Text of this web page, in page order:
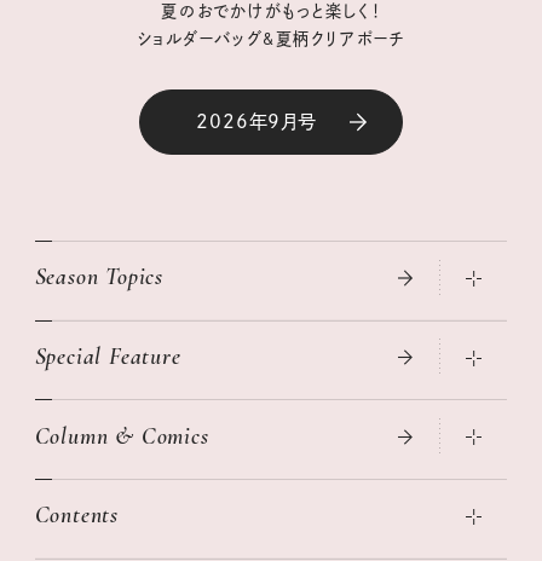
夏のおでかけがもっと楽しく！
ショルダーバッグ&夏柄クリアポーチ
2026年9月号
Season Topics
真夏のひんやりグッズ 2026
ニトリ・イケア・無印良品で賢くおしゃれなインテリア
絶品、お餅レシピ大集合！
Special Feature
2026年春夏 トレンドファッションニュース
女子旅おすすめスポット 暮らすように心地いいリンネル旅ガイ
Column & Comics
ぐれいさん
Contents